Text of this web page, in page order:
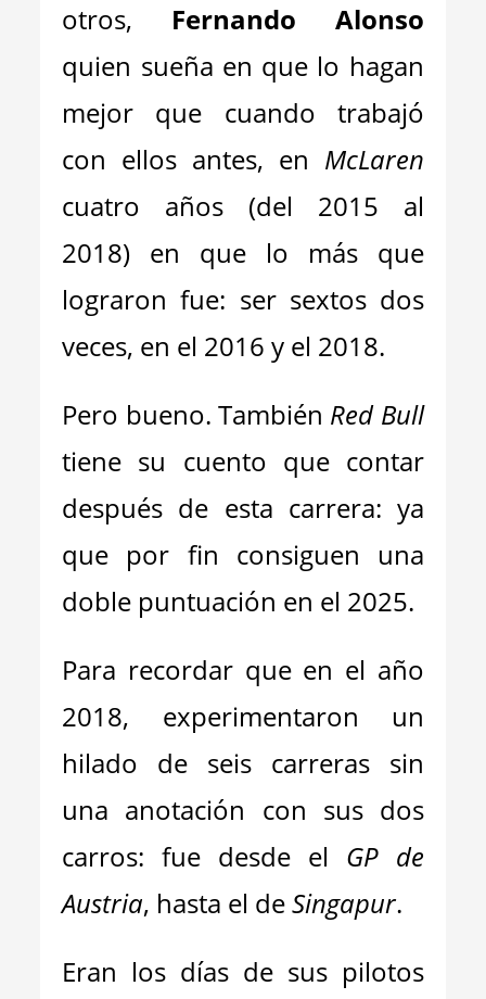
otros, Fernando Alonso
quien sueña en que lo hagan
mejor que cuando trabajó
con ellos antes, en McLaren
cuatro años (del 2015 al
2018) en que lo más que
lograron fue: ser sextos dos
veces, en el 2016 y el 2018.
Pero bueno. También Red Bull
tiene su cuento que contar
después de esta carrera: ya
que por fin consiguen una
doble puntuación en el 2025.
Para recordar que en el año
2018, experimentaron un
hilado de seis carreras sin
una anotación con sus dos
carros: fue desde el GP de
Austria, hasta el deSingapur.
Eran los días de sus pilotos